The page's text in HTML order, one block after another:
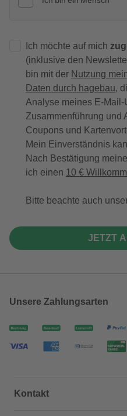
Ich möchte auf mich
(inklusive den
bin mit der Nutzung
Daten durch hagebau,
Analyse meines E-
Zusammenführung und
Coupons und
Mein Einverständnis
Nach Bestätigung
ich einen 10 €
Bitte beachte auch
JETZT
Unsere Zahlungsarten
Kontakt